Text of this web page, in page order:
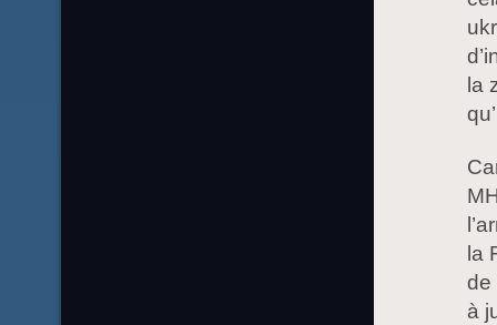
la
la
de
à